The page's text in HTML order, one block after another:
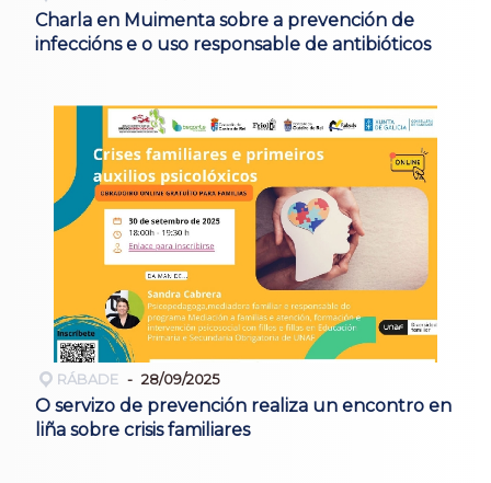
Charla en Muimenta sobre a prevención de
infeccións e o uso responsable de antibióticos
RÁBADE 28/09/2025
O servizo de prevención realiza un encontro en
liña sobre crisis familiares